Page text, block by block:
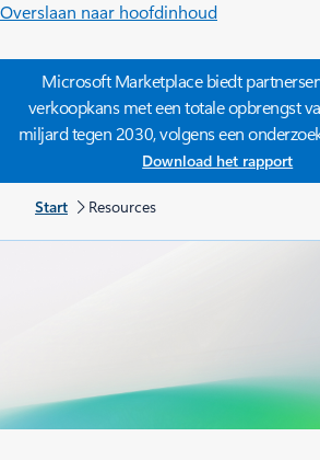
Overslaan naar hoofdinhoud
Microsoft Marketplace biedt
verkoopkans met een totale opbrengst
miljard tegen 2030, volgens een
Download het rapport
Start Resources